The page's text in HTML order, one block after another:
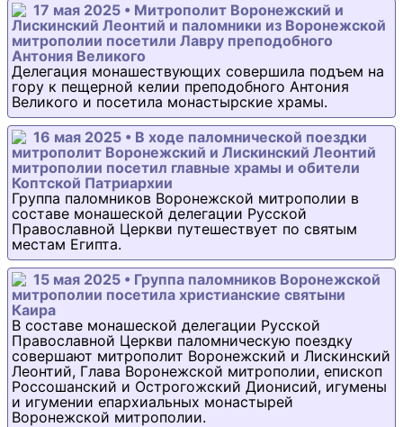
17 мая 2025 • Митрополит Воронежский и
Лискинский Леонтий и паломники из Воронежской
митрополии посетили Лавру преподобного
Антония Великого
Делегация монашествующих совершила подъем на
гору к пещерной келии преподобного Антония
Великого и посетила монастырские храмы.
16 мая 2025 • В ходе паломнической поездки
митрополит Воронежский и Лискинский Леонтий
митрополии посетил главные храмы и обители
Коптской Патриархии
Группа паломников Воронежской митрополии в
составе монашеской делегации Русской
Православной Церкви путешествует по святым
местам Египта.
15 мая 2025 • Группа паломников Воронежской
митрополии посетила христианские святыни
Каира
В составе монашеской делегации Русской
Православной Церкви паломническую поездку
совершают митрополит Воронежский и Лискинский
Леонтий, Глава Воронежской митрополии, епископ
Россошанский и Острогожский Дионисий, игумены
и игумении епархиальных монастырей
Воронежской митрополии.